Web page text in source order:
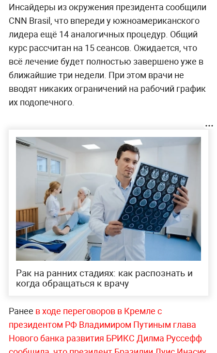
Инсайдеры из окружения президента сообщили
CNN Brasil, что впереди у южноамериканского
лидера ещё 14 аналогичных процедур. Общий
курс рассчитан на 15 сеансов. Ожидается, что
всё лечение будет полностью завершено уже в
ближайшие три недели. При этом врачи не
вводят никаких ограничений на рабочий график
их подопечного.
Рак на ранних стадиях: как распознать и
когда обращаться к врачу
Ранее в ходе переговоров в Кремле с
президентом РФ Владимиром Путиным глава
Нового банка развития БРИКС Дилма Руссефф